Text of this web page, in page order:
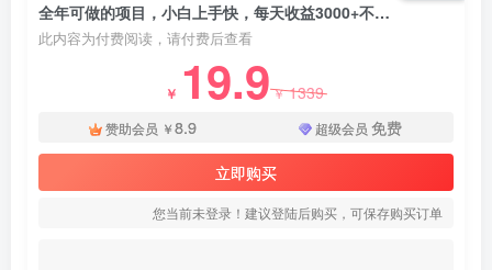
全年可做的项目，小白上手快，每天收益3000+不露脸直播小游戏 - 资源之家
此内容为付费阅读，请付费后查看
￥ 19.9￥1339
赞助会员 ￥8.9 超级会员 免费
立即购买
您当前未登录！建议登陆后购买，可保存购买订单